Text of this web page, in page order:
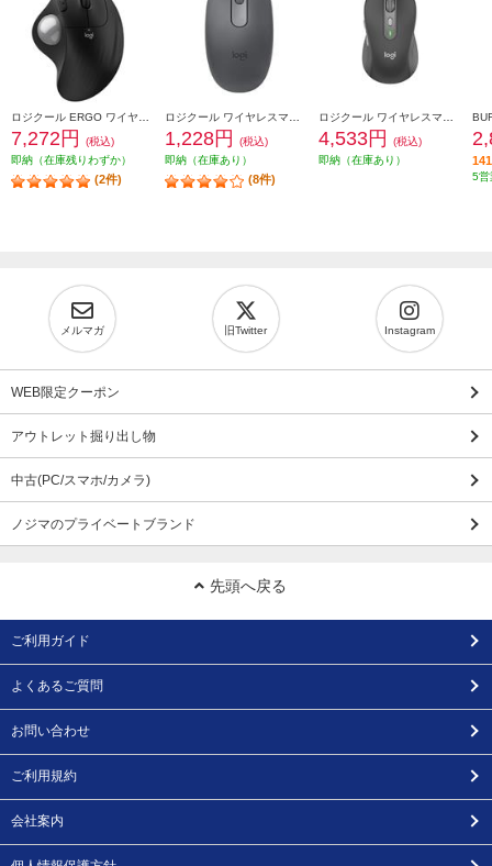
7,272円
(税込)
即納（在庫残りわずか）
(2件)
1,228円
(税込)
即納（在庫あり）
(8件)
4,533円
(税込)
即納（在庫あり）
5営
メルマガ 旧Twitter Instagram
WEB限定クーポン
アウトレット掘り出し物
中古(PC/スマホ/カメラ)
ノジマのプライベートブランド
先頭へ戻る
ご利用ガイド
よくあるご質問
お問い合わせ
ご利用規約
会社案内